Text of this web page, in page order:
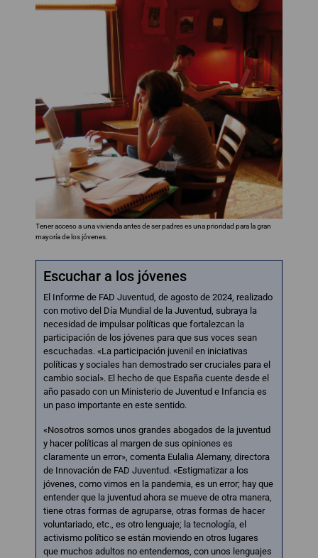
Tener acceso a una vivienda antes de ser padres es una prioridad para la gran
mayoría de los jóvenes.
Escuchar a los jóvenes
El Informe de FAD Juventud, de agosto de 2024, realizado
con motivo del Día Mundial de la Juventud, subraya la
necesidad de impulsar políticas que fortalezcan la
participación de los jóvenes para que sus voces sean
escuchadas. «La participación juvenil en iniciativas
políticas y sociales han demostrado ser cruciales para el
cambio social». El hecho de que España cuente desde el
año pasado con un Ministerio de Juventud e Infancia es
un paso importante en este sentido.
«Nosotros somos unos grandes abogados de la juventud
y hacer políticas al margen de sus opiniones es
claramente un error», comenta Eulalia Alemany, directora
de Innovación de FAD Juventud. «Estigmatizar a los
jóvenes, como vimos en la pandemia, es un error; hay que
entender que la juventud ahora se mueve de otra manera,
tiene otras formas de agruparse, otras formas de hacer
voluntariado, etc., es otro lenguaje; la tecnología, el
activismo político se están moviendo en otros lugares
que muchos adultos no entendemos, con unos lenguajes